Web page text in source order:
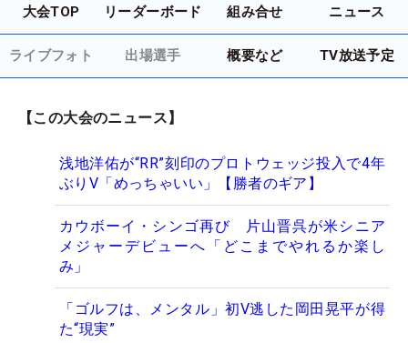
大会TOP リーダーボード 組み合せ ニュース
ライブフォト 出場選手 概要など TV放送予定
【この大会のニュース】
浅地洋佑が“RR”刻印のプロトウェッジ投入で4年
ぶりV「めっちゃいい」【勝者のギア】
カウボーイ・シンゴ再び 片山晋呉が米シニア
メジャーデビューへ「どこまでやれるか楽し
み」
「ゴルフは、メンタル」初V逃した岡田晃平が得
た“現実”